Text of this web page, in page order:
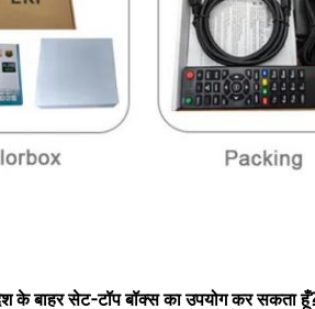
के बाहर सेट-टॉप बॉक्स का उपयोग कर सकता